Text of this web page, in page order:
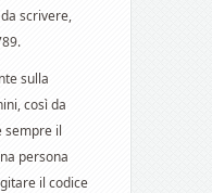
scrivere,
sulla
così da
sempre il
persona
il codice